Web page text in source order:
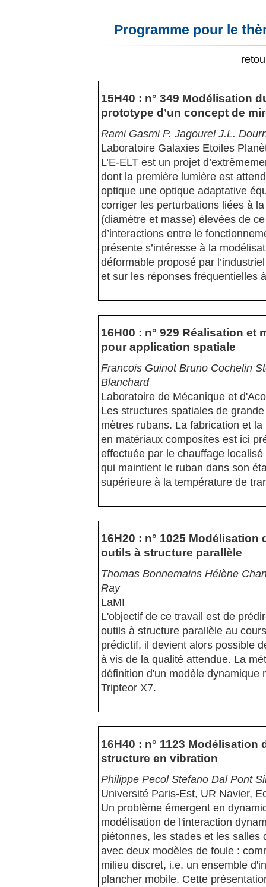
Programme pour le
15H40 : n° 349 Modélisation
prototype d’un concept de
Rami Gasmi P. Jagourel J.L.
Laboratoire Galaxies Etoiles
L’E-ELT est un projet
dont la première lumière est
optique une optique adaptative
corriger les perturbations liées à
(diamètre et masse) élevées de
d’interactions entre le
présente s’intéresse à la
déformable proposé par
et sur les réponses fréquentielles
16H00 : n° 929 Réalisation
pour application spatiale
Francois Guinot Bruno Cochelin
Blanchard
Laboratoire de Mécanique et
Les structures spatiales de
mètres rubans. La fabrication et
en matériaux composites est ici
effectuée par le chauffage
qui maintient le ruban dans son
supérieure à la température de
16H20 : n° 1025
outils à structure parallèle
Thomas Bonnemains Hélène
Ray
LaMI
L'objectif de ce travail est de
outils à structure parallèle au
prédictif, il devient alors possible
à vis de la qualité attendue. La
définition d'un modèle dynamique
Tripteor X7.
16H40 : n° 1123
structure en vibration
Philippe Pecol Stefano Dal Pont
Université Paris-Est, UR Navier,
Un problème émergent en
modélisation de l'interaction
piétonnes, les stades et les
avec deux modèles de foule :
milieu discret, i.e. un ensemble
plancher mobile. Cette